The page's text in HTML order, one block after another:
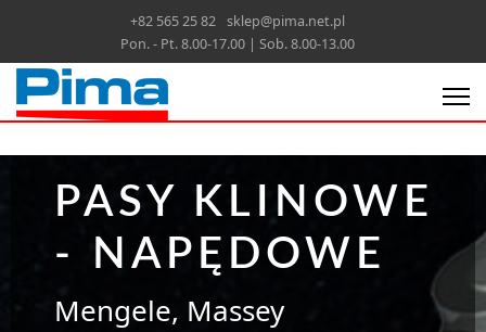
+82 565 25 82 sklep@pima.net.pl
Pon. - Pt. 8.00-17.00 | Sob. 8.00-13.00
PASY KLINOWE
- NAPĘDOWE
Mengele, Massey